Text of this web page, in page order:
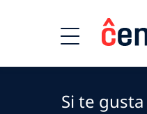
Si te gusta